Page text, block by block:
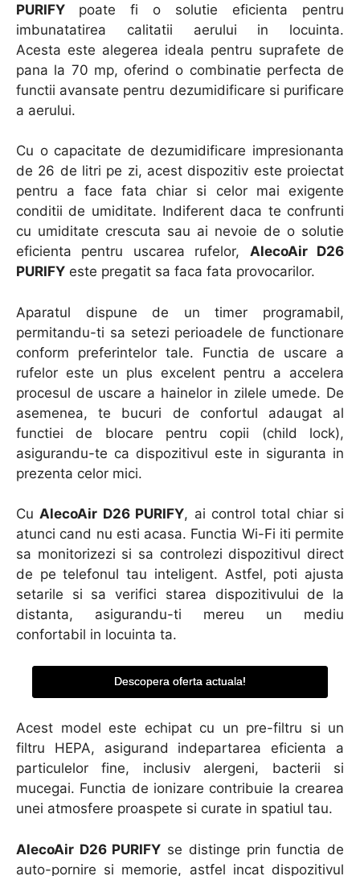
PURIFY poate fi o solutie eficienta pentru
imbunatatirea calitatii aerului in locuinta.
Acesta este alegerea ideala pentru suprafete de
pana la 70 mp, oferind o combinatie perfecta de
functii avansate pentru dezumidificare si purificare
a aerului.
Cu o capacitate de dezumidificare impresionanta
de 26 de litri pe zi, acest dispozitiv este proiectat
pentru a face fata chiar si celor mai exigente
conditii de umiditate. Indiferent daca te confrunti
cu umiditate crescuta sau ai nevoie de o solutie
eficienta pentru uscarea rufelor, AlecoAir D26
PURIFY este pregatit sa faca fata provocarilor.
Aparatul dispune de un timer programabil,
permitandu-ti sa setezi perioadele de functionare
conform preferintelor tale. Functia de uscare a
rufelor este un plus excelent pentru a accelera
procesul de uscare a hainelor in zilele umede. De
asemenea, te bucuri de confortul adaugat al
functiei de blocare pentru copii (child lock),
asigurandu-te ca dispozitivul este in siguranta in
prezenta celor mici.
CuAlecoAir D26 PURIFY, ai control total chiar si
atunci cand nu esti acasa. Functia Wi-Fi iti permite
sa monitorizezi si sa controlezi dispozitivul direct
de pe telefonul tau inteligent. Astfel, poti ajusta
setarile si sa verifici starea dispozitivului de la
distanta, asigurandu-ti mereu un mediu
confortabil in locuinta ta.
Descopera oferta actuala!
Acest model este echipat cu un pre-filtru si un
filtru HEPA, asigurand indepartarea eficienta a
particulelor fine, inclusiv alergeni, bacterii si
mucegai. Functia de ionizare contribuie la crearea
unei atmosfere proaspete si curate in spatiul tau.
AlecoAir D26 PURIFY se distinge prin functia de
auto-pornire si memorie, astfel incat dispozitivul